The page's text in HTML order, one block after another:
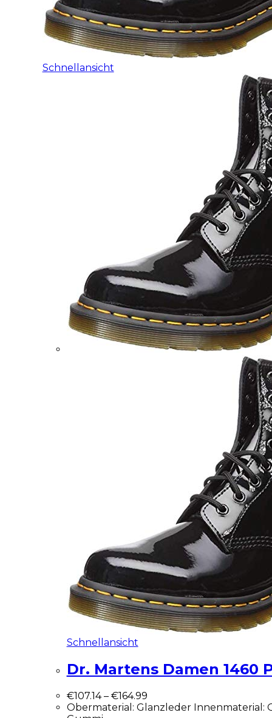
Schnellansicht
Schnellansicht
Dr. Martens Damen 1460
€107.14– €164.99
Obermaterial: Glanzleder Innenmaterial: